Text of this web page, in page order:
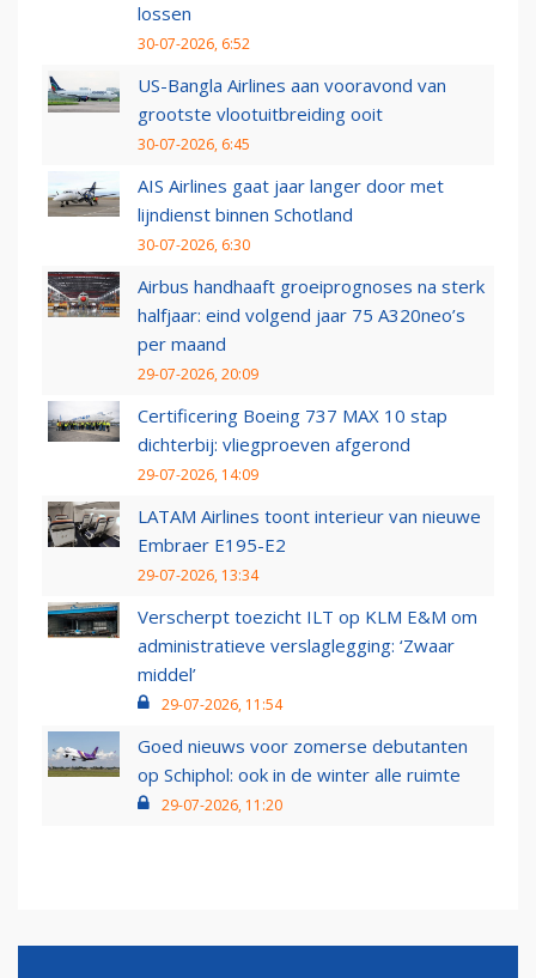
lossen
30-07-2026, 6:52
US-Bangla Airlines aan vooravond van
grootste vlootuitbreiding ooit
30-07-2026, 6:45
AIS Airlines gaat jaar langer door met
lijndienst binnen Schotland
30-07-2026, 6:30
Airbus handhaaft groeiprognoses na sterk
halfjaar: eind volgend jaar 75 A320neo’s
per maand
29-07-2026, 20:09
Certificering Boeing 737 MAX 10 stap
dichterbij: vliegproeven afgerond
29-07-2026, 14:09
LATAM Airlines toont interieur van nieuwe
Embraer E195-E2
29-07-2026, 13:34
Verscherpt toezicht ILT op KLM E&M om
administratieve verslaglegging: ‘Zwaar
middel’
29-07-2026, 11:54
Goed nieuws voor zomerse debutanten
op Schiphol: ook in de winter alle ruimte
29-07-2026, 11:20